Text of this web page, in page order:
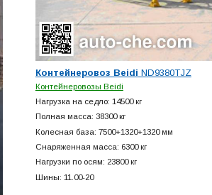
Контейнеровоз Beidi ND9380TJZ
Контейнеровозы Beidi
Нагрузка на седло: 14500 кг
Полная масса: 38300 кг
Колесная база: 7500+1320+1320 мм
Снаряженная масса: 6300 кг
Нагрузки по осям: 23800 кг
Шины: 11.00-20